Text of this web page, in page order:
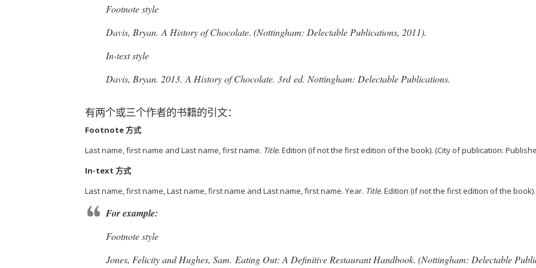
Footnote style
Davis, Bryan. A History of Chocolate. (Nottingham: Delectable Publications, 2011).
In-text style
Davis, Bryan. 2013. A History of Chocolate. 3rd ed. Nottingham: Delectable Publications.
有两个或三个作者的书籍的引文：
Footnote 方式
Last name, first name and Last name, first name. Title. Edition (if not the first edition of the book). (City of publication:
In-text 方式
Last name, first name, Last name, first name and Last name, first name. Year. Title. Edition (if not the first edition of the
For example:
Footnote style
Jones, Felicity and Hughes, Sam. Eating Out: A Definitive Restaurant Handbook. (Nottingham: Delectable